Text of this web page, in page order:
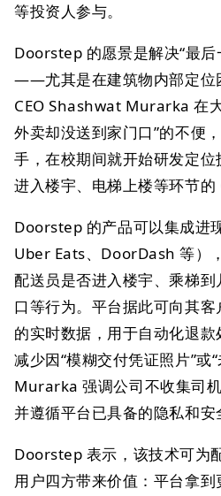
等投资人参与。
Doorstep 的愿景是解决“最后
——尤其是在建筑物内部定位
CEO Shashwat Murarka 在
外卖却没送到家门口”的不便
手，在校期间就开始研发定
进入楼宇、电梯上楼等环节的
Doorstep 的产品可以集成进
Uber Eats、DoorDash 等）
配送员是否进入楼宇、乘梯
口等行为。平台据此可向其
的实时数据，用于自动化退
减少因“模糊交付凭证照片”或“
Murarka 强调公司不收集司
并遵循平台已具备的隐私和安
Doorstep 表示，该技术可为
用户四方带来价值：平台拿到